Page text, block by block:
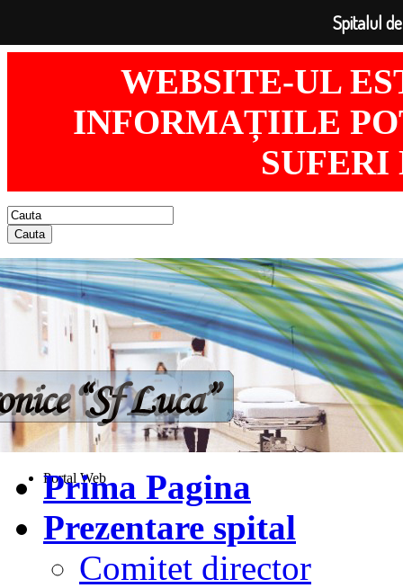
WEBSITE-UL
INFORMAȚIILE
Cauta
Portal Web
Prima Pagina
Prezentare spital
Comitet director
Spitalul